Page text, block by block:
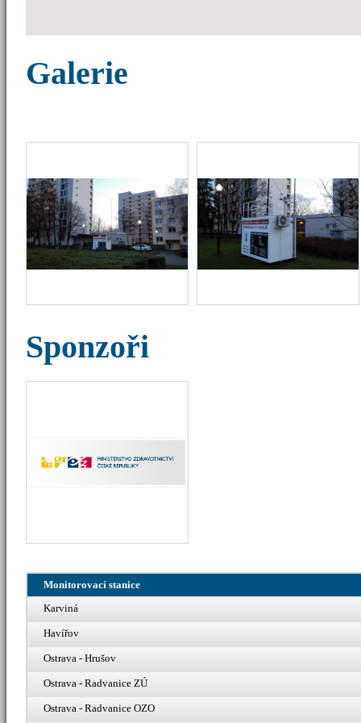
Monitorovací stanice
Karviná
Havířov
Ostrava - Hrušov
Ostrava - Radvanice ZÚ
Ostrava - Radvanice OZO
Galerie
Sponzoři